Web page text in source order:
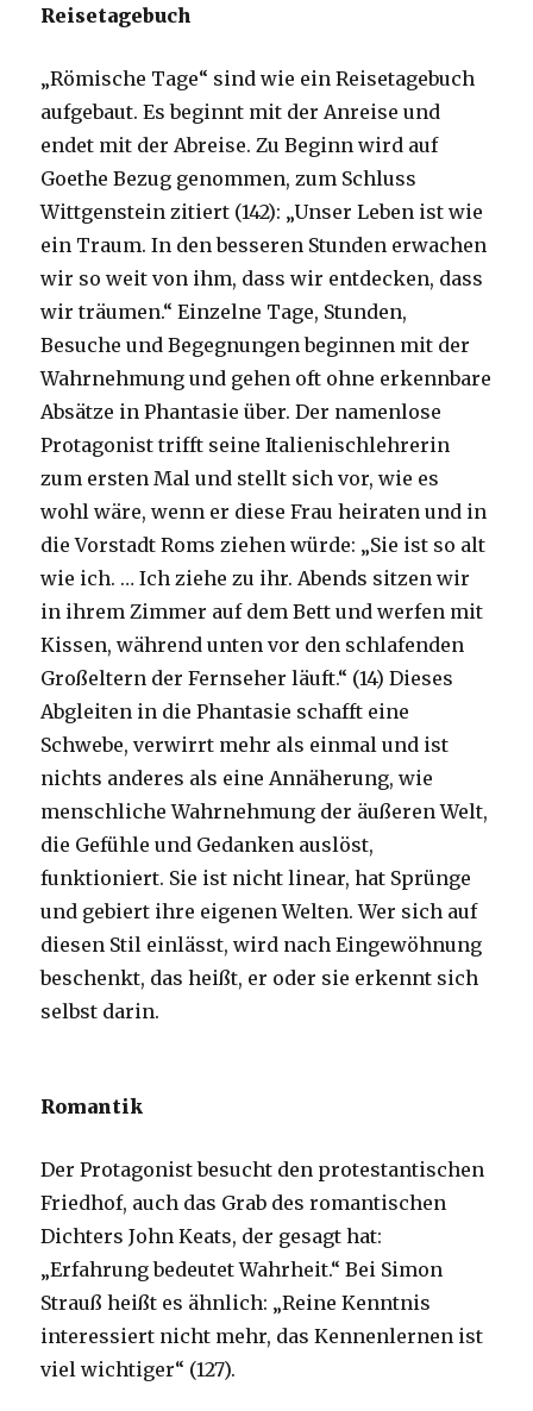
Reisetagebuch
„Römische Tage“ sind wie ein Reisetagebuch
aufgebaut. Es beginnt mit der Anreise und
endet mit der Abreise. Zu Beginn wird auf
Goethe Bezug genommen, zum Schluss
Wittgenstein zitiert (142): „Unser Leben ist wie
ein Traum. In den besseren Stunden erwachen
wir so weit von ihm, dass wir entdecken, dass
wir träumen.“ Einzelne Tage, Stunden,
Besuche und Begegnungen beginnen mit der
Wahrnehmung und gehen oft ohne erkennbare
Absätze in Phantasie über. Der namenlose
Protagonist trifft seine Italienischlehrerin
zum ersten Mal und stellt sich vor, wie es
wohl wäre, wenn er diese Frau heiraten und in
die Vorstadt Roms ziehen würde: „Sie ist so alt
wie ich. … Ich ziehe zu ihr. Abends sitzen wir
in ihrem Zimmer auf dem Bett und werfen mit
Kissen, während unten vor den schlafenden
Großeltern der Fernseher läuft.“ (14) Dieses
Abgleiten in die Phantasie schafft eine
Schwebe, verwirrt mehr als einmal und ist
nichts anderes als eine Annäherung, wie
menschliche Wahrnehmung der äußeren Welt,
die Gefühle und Gedanken auslöst,
funktioniert. Sie ist nicht linear, hat Sprünge
und gebiert ihre eigenen Welten. Wer sich auf
diesen Stil einlässt, wird nach Eingewöhnung
beschenkt, das heißt, er oder sie erkennt sich
selbst darin.
Romantik
Der Protagonist besucht den protestantischen
Friedhof, auch das Grab des romantischen
Dichters John Keats, der gesagt hat:
„Erfahrung bedeutet Wahrheit.“ Bei Simon
Strauß heißt es ähnlich: „Reine Kenntnis
interessiert nicht mehr, das Kennenlernen ist
viel wichtiger“ (127).